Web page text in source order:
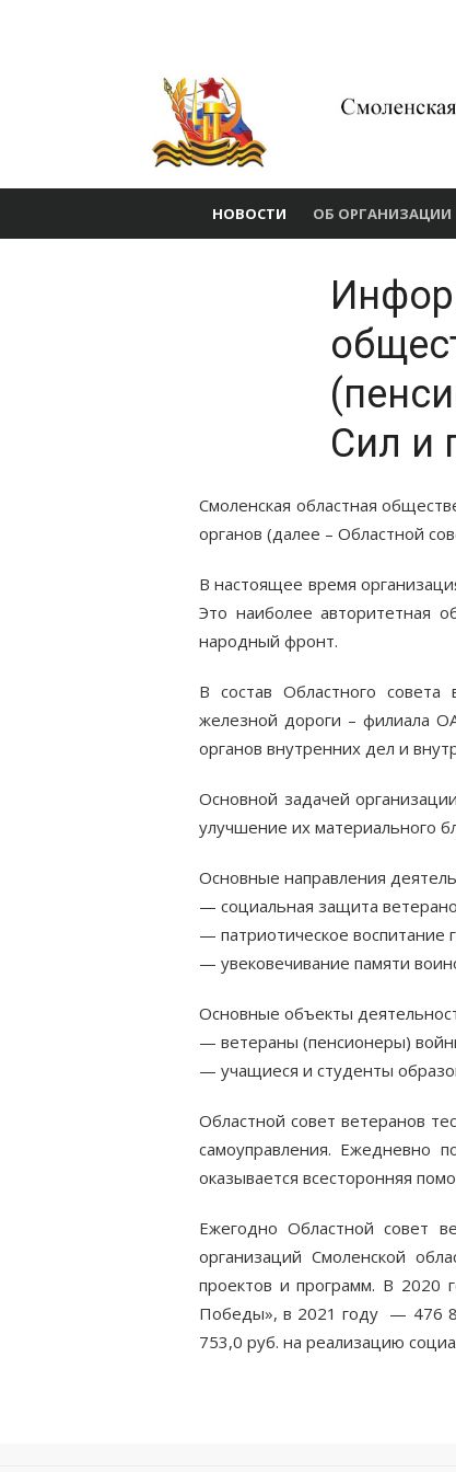
областная
общественная
организация
ветеранов
(пенсионеров)
труда,
НОВОСТИ ОБ ОРГАНИЗАЦИИ
Сил и
Смоленская областная
органов (далее – Областной
В настоящее время
Это наиболее авторитетная
народный фронт.
В состав Областного совета
железной дороги – филиала
органов внутренних дел и
Основной задачей
улучшение их материального
Основные направления
— социальная защита
— патриотическое воспитание
— увековечивание памяти
Основные объекты
— ветераны (пенсионеры)
— учащиеся и студенты
Областной совет ветеранов
самоуправления. Ежедневно
оказывается всесторонняя
Ежегодно Областной совет
организаций Смоленской
проектов и программ. В 2020
Победы», в 2021 году — 476
753,0 руб. на реализацию